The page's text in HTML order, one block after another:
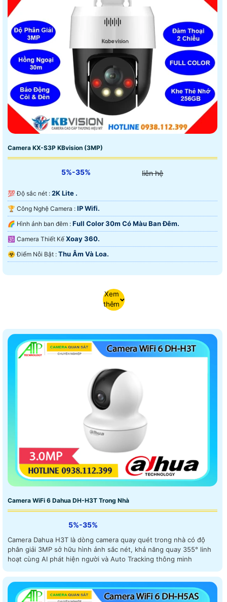
Camera KX-S3P KBvision (3MP)
5%-35% liên hệ
💯 Độ sắc nét : 2K Lite .
🏆 Công Nghệ Camera : IP Wifi.
🌈 Hình ảnh ban đêm : Full Color 30m Có Màu Ban Ðêm.
🕉️ Camera Thiết Kế Xoay 360.
️☣️ Điểm Nỗi Bật : Thu Âm Và Loa.
Xem
thêm
Camera WiFi 6 Dahua DH-H3T Trong Nhà
5%-35%
Camera Dahua H3T là dòng camera quay quét trong nhà có độ
phân giải 3MP sở hữu hình ảnh sắc nét, khả năng quay 355° linh
hoạt cùng AI phát hiện người và Auto Tracking thông minh